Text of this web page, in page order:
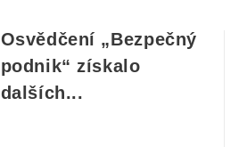
Osvědčení „Bezpečný
podnik“ získalo
dalších...